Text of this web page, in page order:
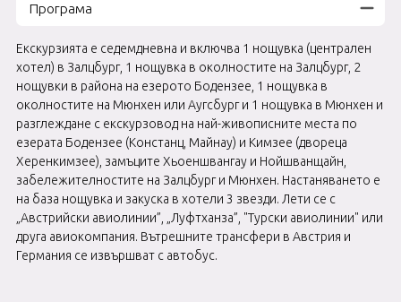
Програма
Екскурзията е седемдневна и включва 1 нощувка (централен
хотел) в Залцбург, 1 нощувка в околностите на Залцбург, 2
нощувки в района на езерото Бодензеe, 1 нощувка в
околностите на Мюнхен или Аугсбург и 1 нощувка в Мюнхен и
разглеждане с екскурзовод на най-живописните места по
езерата Бодензеe (Констанц, Майнау) и Кимзеe (двореца
Херенкимзеe), замъците Хьоеншвангау и Нойшванщайн,
забележителностите на Залцбург и Мюнхен. Настаняването е
на база нощувка и закуска в хотели 3 звезди. Лети се с
„Австрийски авиолинии”, „Луфтханза”, "Турски авиолинии" или
друга авиокомпания. Вътрешните трансфери в Австрия и
Германия се извършват с автобус.